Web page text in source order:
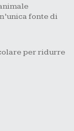
fonte di
per ridurre